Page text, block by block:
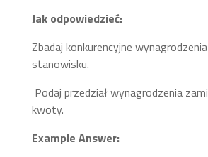
Jak odpowiedzieć:
Zbadaj konkurencyjne
stanowisku.
Podaj przedział wynagrodzenia
kwoty.
Example Answer: